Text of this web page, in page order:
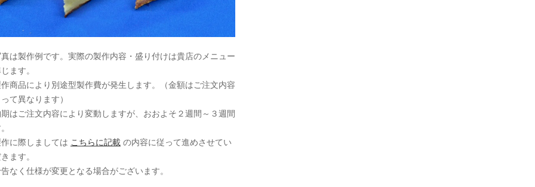
は製作例です。実際の製作内容・盛り付けは貴店のメニュー
ます。
商品により別途型製作費が発生します。（金額はご注文内容
て異なります）
はご注文内容により変動しますが、おおよそ２週間～３週間
に際しましては こちらに記載 の内容に従って進めさせてい
ます。
なく仕様が変更となる場合がございます。